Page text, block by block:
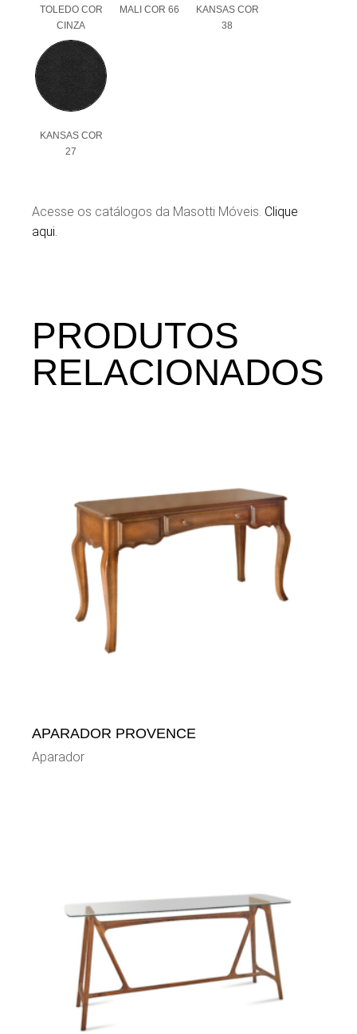
TOLEDO COR
CINZA
MALI COR 66
KANSAS COR
38
KANSAS COR
27
Acesse os catálogos da Masotti Móveis. Clique
aqui.
PRODUTOS
RELACIONADOS
APARADOR PROVENCE
Aparador